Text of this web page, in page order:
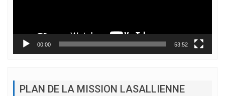
00:00 53:52
PLAN DE LA MISSION LASALLIENNE